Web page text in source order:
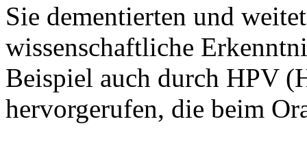
Sie dementierten und
wissenschaftliche
Beispiel auch durch HPV
hervorgerufen, die beim